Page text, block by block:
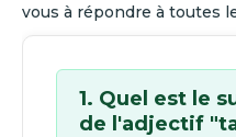
vous à répondre à toutes
1. Quel est le
de l'adjectif